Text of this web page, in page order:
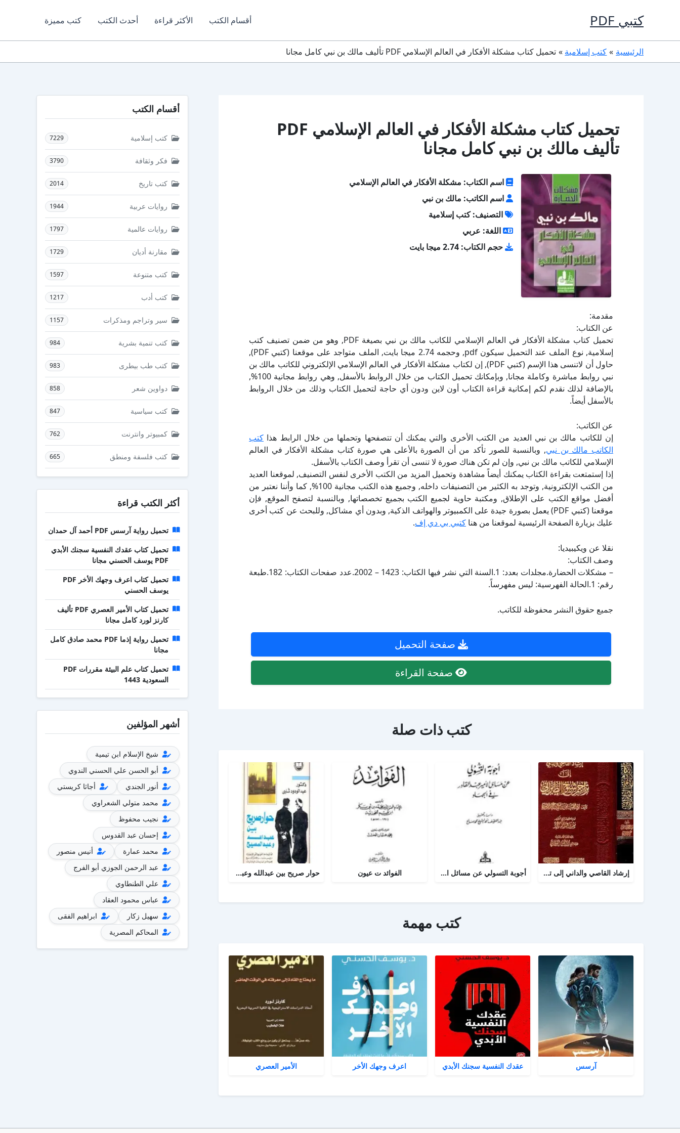
كتبي PDF أقسام الكتب الأكثر قراءة أحدث الكتب كتب مميزة
الرئيسية كتب إسلامية تحميل كتاب مشكلة الأفكار في العالم الإسلامي PDF تأليف مالك بن نبي كامل مجانا
تحميل كتاب مشكلة الأفكار في العالم الإسلامي PDF
تأليف مالك بن نبي كامل مجانا
اسم الكتاب: مشكلة الأفكار في العالم الإسلامي
اسم الكاتب: مالك بن نبي
التصنيف: كتب إسلامية
اللغة: عربي
حجم الكتاب: 2.74 ميجا بايت
مقدمة:
عن الكتاب:
تحميل كتاب مشكلة الأفكار في العالم الإسلامي للكاتب مالك بن نبي بصيغة PDF, وهو من ضمن تصنيف كتب
إسلامية, نوع الملف عند التحميل سيكون pdf, وحجمه 2.74 ميجا بايت, الملف متواجد على موقعنا (كتبي PDF),
حاول أن لاتنسى هذا الإسم (كتبي PDF), إن لكتاب مشكلة الأفكار في العالم الإسلامي الإلكتروني للكاتب مالك بن
نبي روابط مباشرة وكاملة مجانا, وبإمكانك تحميل الكتاب من خلال الروابط بالأسفل, وهي روابط مجانية 100%,
بالإضافة لذلك نقدم لكم إمكانية قراءة الكتاب أون لاين ودون أي حاجة لتحميل الكتاب وذلك من خلال الروابط
بالأسفل أيضاً.
عن الكاتب:
إن للكاتب مالك بن نبي العديد من الكتب الأخرى والتي يمكنك أن تتصفحها وتحملها من خلال الرابط هذا كتب
الكاتب مالك بن نبي, وبالنسبة للصور تأكد من أن الصورة بالأعلى هي صورة كتاب مشكلة الأفكار في العالم
الإسلامي للكاتب مالك بن نبي, وإن لم تكن هناك صورة لا تنسى أن تقرأ وصف الكتاب بالأسفل.
إذا إستمتعت بقراءة الكتاب يمكنك أيضاً مشاهدة وتحميل المزيد من الكتب الأخرى لنفس التصنيف, لموقعنا العديد
من الكتب الإلكترونية, وتوجد به الكثير من التصنيفات داخله, وجميع هذه الكتب مجانية 100%, كما وأننا نعتبر من
أفضل مواقع الكتب على الإطلاق, ومكتبة حاوية لجميع الكتب بجميع تخصصاتها, وبالنسبة لتصفح الموقع, فإن
موقعنا (كتبي PDF) يعمل بصورة جيدة على الكمبيوتر والهواتف الذكية, وبدون أي مشاكل, وللبحث عن كتب أخرى
عليك بزيارة الصفحة الرئيسية لموقعنا من هنا كتبي بي دي إف.
نقلا عن ويكيبيديا:
وصف الكتاب:
– مشكلات الحضارة.مجلدات بعدد: 1.السنة التي نشر فيها الكتاب: 1423 – 2002.عدد صفحات الكتاب: 182.طبعة
رقم: 1.الحالة الفهرسية: ليس مفهرساً.
جميع حقوق النشر محفوظة للكاتب.
صفحة التحميل
صفحة القراءة
كتب ذات صلة
إرشاد القاصي والداني إلى تراجم شيوخ الطبراني أجوبة التسولي عن مسائل الأمير عبد القادر في الجهاد الفوائد ت عيون حوار صريح بين عبدالله وعبدالمسيح
كتب مهمة
آرسس عقدك النفسية سجنك الأبدي اعرف وجهك الأخر الأمير العصري
أقسام الكتب
كتب إسلامية 7229
فكر وثقافة 3790
كتب تاريخ 2014
روايات عربية 1944
روايات عالمية 1797
مقارنة أديان 1729
كتب متنوعة 1597
كتب أدب 1217
سير وتراجم ومذكرات 1157
كتب تنمية بشرية 984
كتب طب بيطرى 983
دواوين شعر 858
كتب سياسية 847
كمبيوتر وانترنت 762
كتب فلسفة ومنطق 665
أكثر الكتب قراءة
تحميل رواية آرسس PDF أحمد آل حمدان
تحميل كتاب عقدك النفسية سجنك الأبدي
PDF يوسف الحسني مجانا
تحميل كتاب اعرف وجهك الأخر PDF
يوسف الحسني
تحميل كتاب الأمير العصري PDF تأليف
كارنز لورد كامل مجانا
تحميل رواية إذما PDF محمد صادق كامل
مجانا
تحميل كتاب علم البيئة مقررات PDF
السعودية 1443
أشهر المؤلفين
شيخ الإسلام ابن تيمية
أبو الحسن علي الحسني الندوي
أنور الجندي
أجاثا كريستي
محمد متولي الشعراوي
نجيب محفوظ
إحسان عبد القدوس
محمد عمارة
أنيس منصور
عبد الرحمن الجوزي أبو الفرج
علي الطنطاوي
عباس محمود العقاد
سهيل زكار
ابراهيم الفقى
المحاكم المصرية